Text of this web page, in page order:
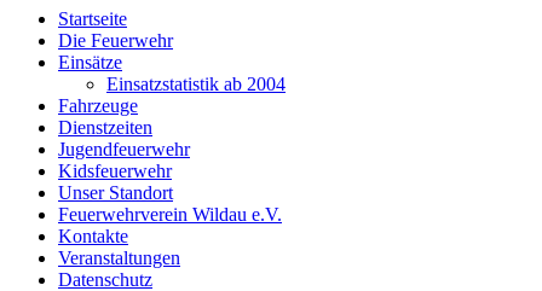
Startseite
Die Feuerwehr
Einsätze
Einsatzstatistik ab 2004
Fahrzeuge
Dienstzeiten
Jugendfeuerwehr
Kidsfeuerwehr
Unser Standort
Feuerwehrverein Wildau e.V.
Kontakte
Veranstaltungen
Datenschutz